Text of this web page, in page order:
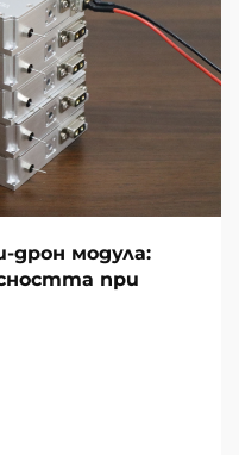
дрон модула:
при